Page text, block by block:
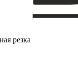
резка